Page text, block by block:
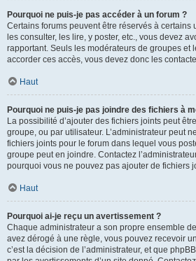
Pourquoi ne puis-je pas accéder à un forum ?
Certains forums peuvent être réservés à certains
les consulter, les lire, y poster, etc., vous devez
rapportant. Seuls les modérateurs de groupes et
accorder ces accès, vous devez donc les
Haut
Pourquoi ne puis-je pas joindre des fichiers à
La possibilité d’ajouter des fichiers joints peut
groupe, ou par utilisateur. L’administrateur peut
fichiers joints pour le forum dans lequel vous
groupe peut en joindre. Contactez
pourquoi vous ne pouvez pas ajouter de fichiers
Haut
Pourquoi ai-je reçu un avertissement ?
Chaque administrateur a son propre ensemble
avez dérogé à une règle, vous pouvez recevoir
c’est la décision de l’administrateur, et que